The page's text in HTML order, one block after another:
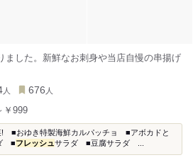
ました。新鮮なお刺身や当店自慢の串揚げ
人 676 人
￥999
! ■おゆき特製海鮮カルパッチョ ■アボカドと
■フレッシュ サラダ ■豆腐サラダ ...